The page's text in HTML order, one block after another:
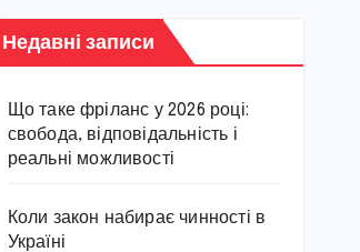
Недавні записи
Що таке фріланс у 2026 році:
свобода, відповідальність і
реальні можливості
Коли закон набирає чинності в
Україні